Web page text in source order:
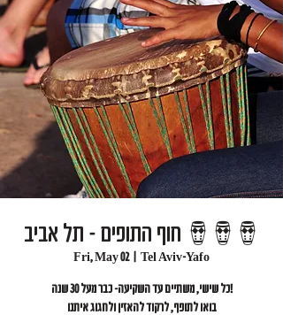
חוף התופים - תל אביב 🪘🪘🪘
Fri, May 02
  |
Tel Aviv-Yafo
כל שישי, משתיים עד השקיעה- כבר מעל 30 שנה!
בואו לתופף, לרקוד להאזין ולחגוג איתנו